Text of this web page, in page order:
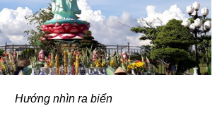
Hướng nhìn ra biển